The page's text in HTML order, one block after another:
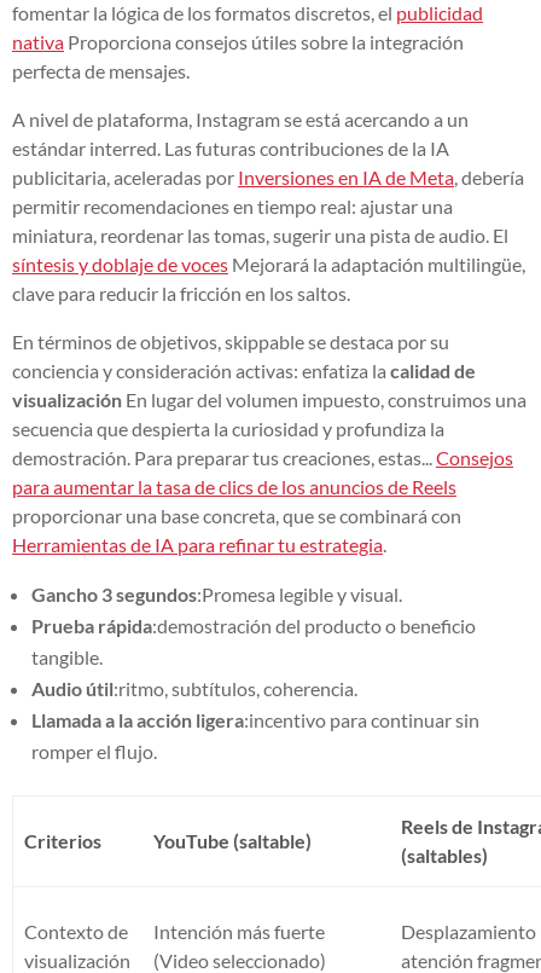
fomentar la lógica de los formatos discretos, el publicidad
nativa Proporciona consejos útiles sobre la integración
perfecta de mensajes.
A nivel de plataforma, Instagram se está acercando a un
estándar interred. Las futuras contribuciones de la IA
publicitaria, aceleradas por Inversiones en IA de Meta , debería
permitir recomendaciones en tiempo real: ajustar una
miniatura, reordenar las tomas, sugerir una pista de audio. El
síntesis y doblaje de voces Mejorará la adaptación multilingüe,
clave para reducir la fricción en los saltos.
En términos de objetivos, skippable se destaca por su
conciencia y consideración activas: enfatiza la calidad de
visualización En lugar del volumen impuesto, construimos una
secuencia que despierta la curiosidad y profundiza la
demostración. Para preparar tus creaciones, estas... Consejos
para aumentar la tasa de clics de los anuncios de Reels
proporcionar una base concreta, que se combinará con
Herramientas de IA para refinar tu estrategia
Gancho 3 segundos:Promesa legible y visual.
Prueba rápida:demostración del producto o beneficio
tangible.
Audio útil:ritmo, subtítulos, coherencia.
Llamada a la acción ligera:incentivo para continuar sin
romper el flujo.
Criterios YouTube (saltable)
Reels de
(saltables)
Contexto de
visualización
Intención más fuerte
(Video seleccionado)
Desplazamiento
atención